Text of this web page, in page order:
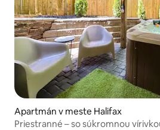
Apartmán v meste Halifax
Priestranné – so súkromnou